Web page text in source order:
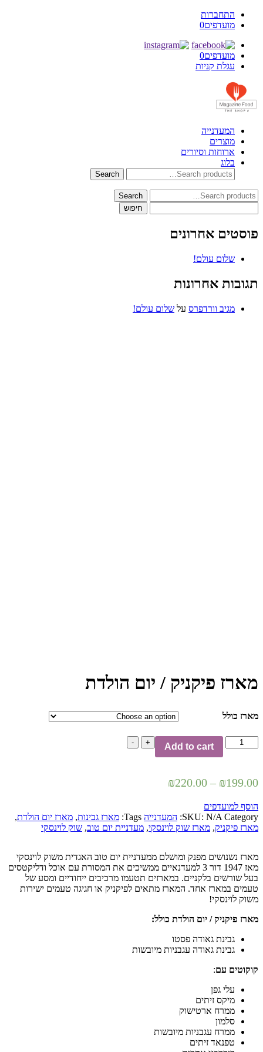
התחברות
מועדפים0
מועדפים0
עגלת קניות
המעדנייה
מוצרים
ארוחות וסיורים
בלוג
Search
for:
Search
Search
for:
Search
פוסטים אחרונים
שלום עולם!
תגובות אחרונות
מגיב וורדפרס על שלום עולם!
מארז פיקניק / יום הולדת
מארז כולל
+
מארז
פיקניק
הולדת
- Add to cart
₪199.00
–
₪220.00
הוסף למועדפים
SKU: N/A Category: המעדנייה Tags: מארז גבינות, מארז יום הולדת,
מארז פיקניק, מארז שוק לוינסקי, מעדניית יום טוב, שוק לוינסקי
מארז נשנושים מפנק ומושלם ממעדניית יום טוב האגדית משוק לוינסקי
מאז 1947 דור 3 למעדנאיים ממשיכים את המסורת עם אוכל ודליקטסים
בעל שורשים בלקניים. במארזים תטעמו מרכיבים ייחודיים ומסע של
טעמים במארז אחד. המארז מתאים לפיקניק או חגיגה טעמים ישירות
משוק לוינסקי!
מארז פיקניק / יום הולדת כולל:
גבינת גאודה פסטו
גבינת גאודה עגבניות מיובשות
קוקוטים עם:
עלי גפן
מיקס זיתים
ממרח ארטישוק
סלמון
ממרח עגבניות מיובשות
טפנאד זיתים